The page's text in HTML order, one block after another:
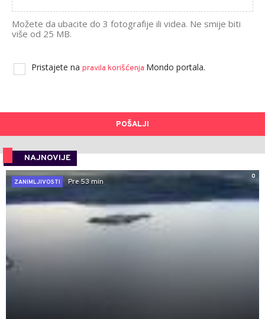
Možete da ubacite do 3 fotografije ili videa. Ne smije biti
više od 25 MB.
Pristajete na pravila korišćenja Mondo portala.
POŠALJI
NAJNOVIJE
0
ZANIMLJIVOSTI
Pre 53 min